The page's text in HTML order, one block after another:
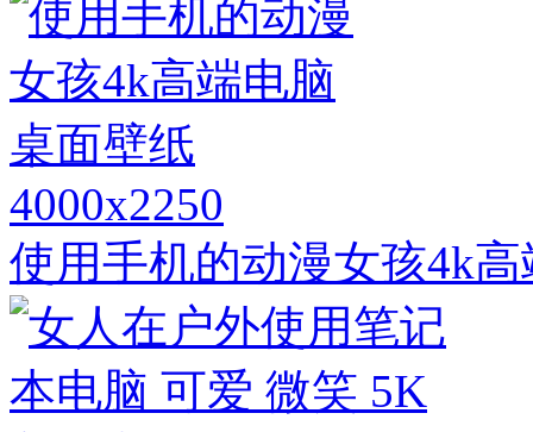
4000x2250
使用手机的动漫女孩4k